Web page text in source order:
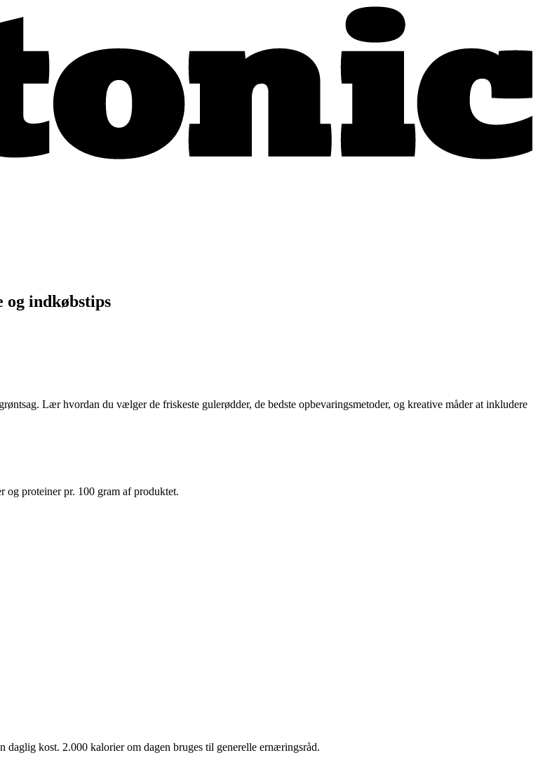
indkøbstips
Lær hvordan du vælger de friskeste gulerødder, de bedste opbevaringsmetoder, og kreative måder at inkludere
proteiner pr. 100 gram af produktet.
kost. 2.000 kalorier om dagen bruges til generelle ernæringsråd.